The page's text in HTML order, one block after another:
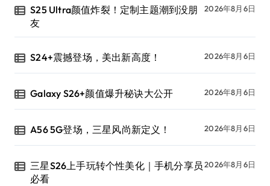
S25 Ultra颜值炸裂！定制主题潮到没朋
友
2026年8月6日
S24+震撼登场，美出新高度！ 2026年8月6日
Galaxy S26+颜值爆升秘诀大公开 2026年8月6日
A56 5G登场，三星风尚新定义！ 2026年8月6日
三星S26上手玩转个性美化｜手机分享员
必看
2026年8月6日